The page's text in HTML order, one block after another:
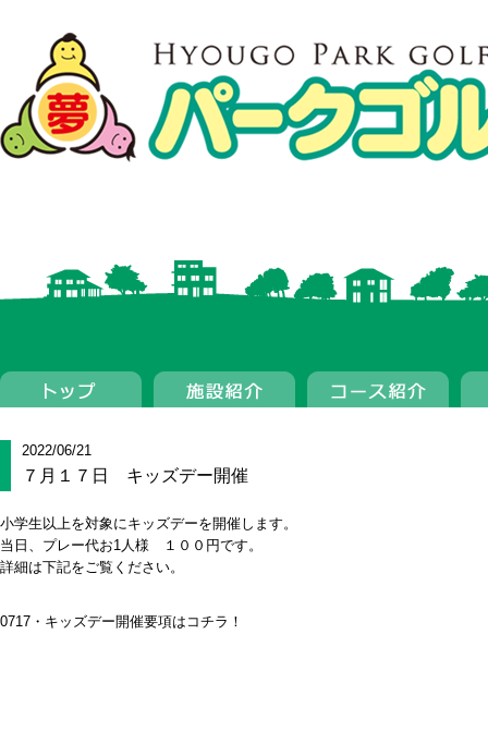
2022/06/21
７月１７日 キッズデー開催
小学生以上を対象にキッズデーを開催します。
当日、プレー代お1人様 １００円です。
詳細は下記をご覧ください。
0717・キッズデー開催要項はコチラ！